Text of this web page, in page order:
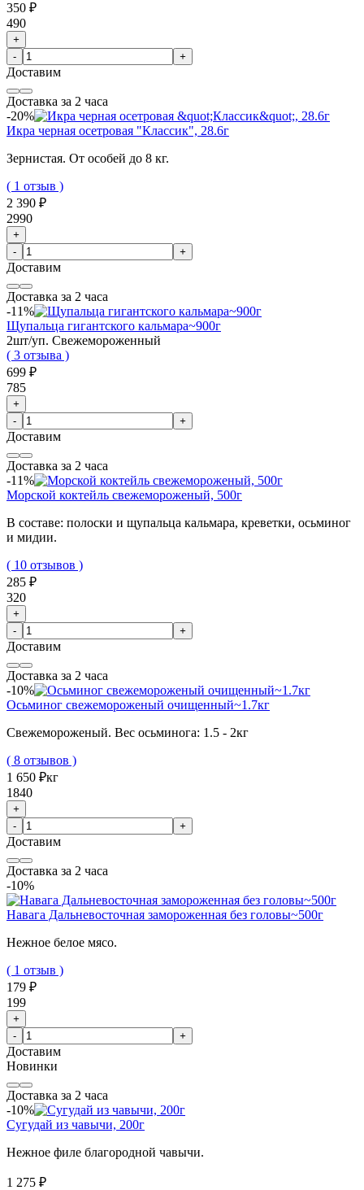
350 ₽
490
+
-
+
Доставим
Доставка за 2 часа
-20%
Икра черная осетровая "Классик", 28.6г
Зернистая. От особей до 8 кг.
( 1 отзыв )
2 390 ₽
2990
+
-
+
Доставим
Доставка за 2 часа
-11%
Щупальца гигантского кальмара~900г
2шт/уп. Свежемороженный
( 3 отзыва )
699 ₽
785
+
-
+
Доставим
Доставка за 2 часа
-11%
Морской коктейль свежемороженый, 500г
В составе: полоски и щупальца кальмара, креветки, осьминог
и мидии.
( 10 отзывов )
285 ₽
320
+
-
+
Доставим
Доставка за 2 часа
-10%
Осьминог свежемороженый очищенный~1.7кг
Свежемороженый. Вес осьминога: 1.5 - 2кг
( 8 отзывов )
1 650 ₽кг
1840
+
-
+
Доставим
Доставка за 2 часа
-10%
Навага Дальневосточная замороженная без головы~500г
Нежное белое мясо.
( 1 отзыв )
179 ₽
199
+
-
+
Доставим
Новинки
Доставка за 2 часа
-10%
Сугудай из чавычи, 200г
Нежное филе благородной чавычи.
1 275 ₽